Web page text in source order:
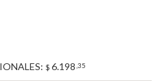
$ 6.198 ,35